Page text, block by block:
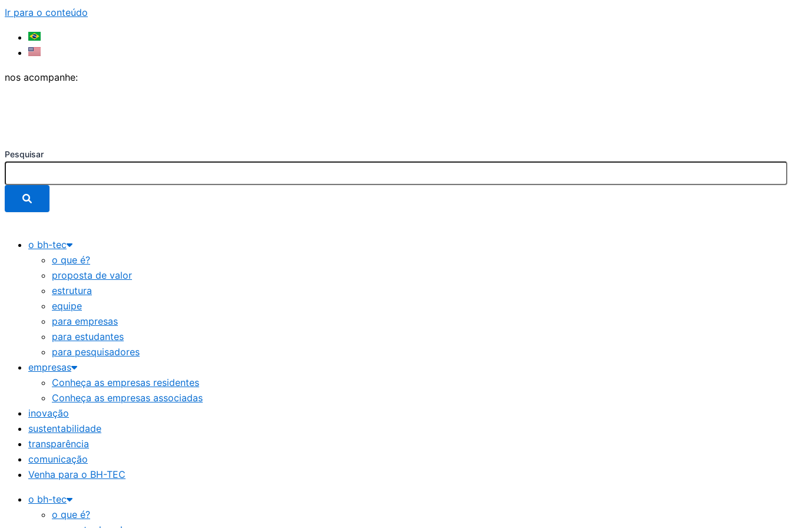
Ir para o conteúdo
nos acompanhe:
Pesquisar
o bh-tec
o que é?
proposta de valor
estrutura
equipe
para empresas
para estudantes
para pesquisadores
empresas
Conheça as empresas residentes
Conheça as empresas associadas
inovação
sustentabilidade
transparência
comunicação
Venha para o BH-TEC
o bh-tec
o que é?